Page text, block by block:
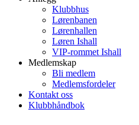
Klubbhus
Lørenbanen
Lørenhallen
Løren Ishall
VIP-rommet Ishall
Medlemskap
Bli medlem
Medlemsfordeler
Kontakt oss
Klubbhåndbok